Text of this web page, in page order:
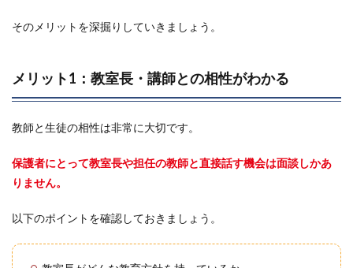
そのメリットを深掘りしていきましょう。
メリット1：教室長・講師との相性がわかる
教師と生徒の相性は非常に大切です。
保護者にとって教室長や担任の教師と直接話す機会は面談しかあ
りません。
以下のポイントを確認しておきましょう。